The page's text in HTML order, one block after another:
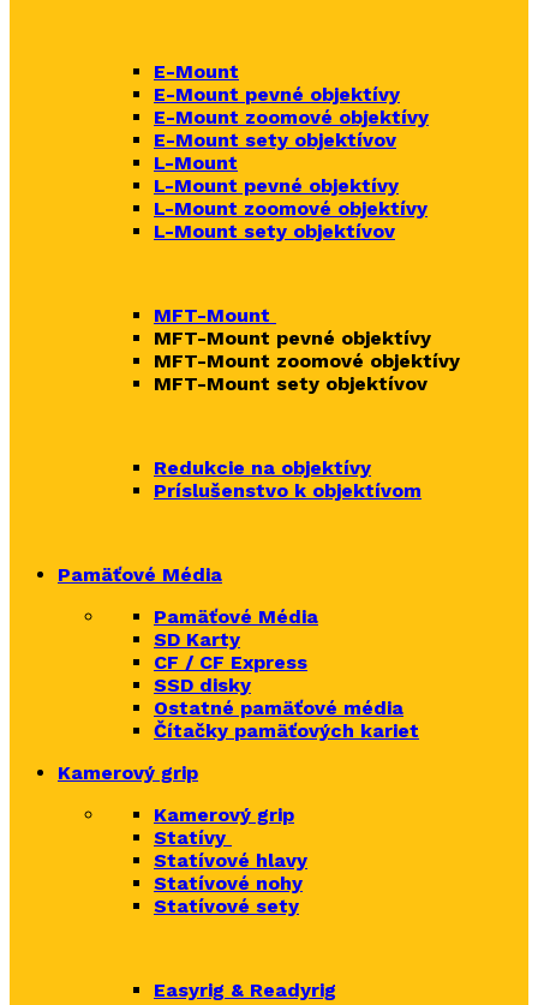
E-Mount
E-Mount pevné objektívy
E-Mount zoomové objektívy
E-Mount sety objektívov
L-Mount
L-Mount pevné objektívy
L-Mount zoomové objektívy
L-Mount sety objektívov
MFT-Mount
MFT-Mount pevné objektívy
MFT-Mount zoomové objektívy
MFT-Mount sety objektívov
Redukcie na objektívy
Príslušenstvo k objektívom
Pamäťové Média
Pamäťové Média
SD Karty
CF / CF Express
SSD disky
Ostatné pamäťové média
Čítačky pamäťových kariet
Kamerový grip
Kamerový grip
Statívy
Statívové hlavy
Statívové nohy
Statívové sety
Easyrig & Readyrig